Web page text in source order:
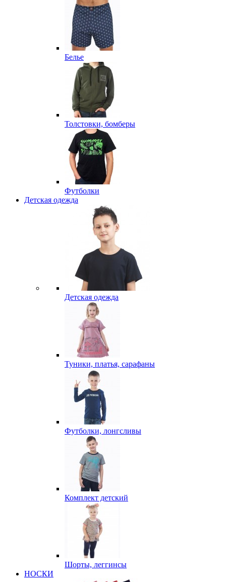
Белье
Толстовки, бомберы
Футболки
Детская одежда
Детская одежда
Туники, платья, сарафаны
Футболки, лонгсливы
Комплект детский
Шорты, леггинсы
НОСКИ